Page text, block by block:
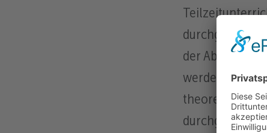
durchgeführt.
der Abteilung
werden
theoretischer
durchgeführt.